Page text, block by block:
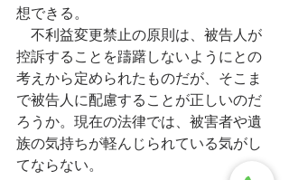
想できる。
不利益変更禁止の原則は、被告人が
控訴することを躊躇しないようにとの
考えから定められたものだが、そこま
で被告人に配慮することが正しいのだ
ろうか。現在の法律では、被害者や遺
族の気持ちが軽んじられている気がし
てならない。